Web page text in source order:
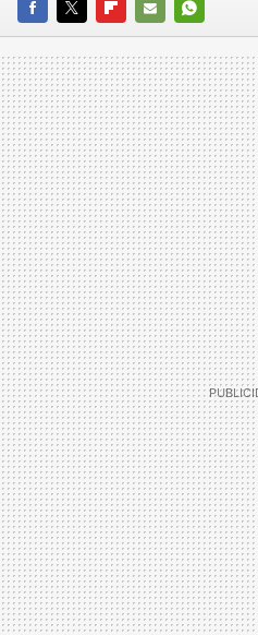
FACEBOOK
TWITTERFLIPBOARD
E-
MAIL
WHATSAPP